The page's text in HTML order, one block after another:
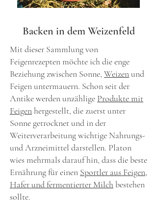
Backen in dem Weizenfeld
Mit dieser Sammlung von
Feigenrezepten möchte ich die enge
Beziehung zwischen Sonne, Weizenund
Feigen untermauern. Schon seit der
Antike werden unzählige Produkte mit
Feigenhergestellt, die zuerst unter
Sonne getrocknet und in der
Weiterverarbeitung wichtige Nahrungs-
und Arzneimittel darstellen. Platon
wies mehrmals darauf hin, dass die beste
Ernährung für einen Sportler aus Feigen,
Hafer und fermentierter Milchbestehen
sollte.